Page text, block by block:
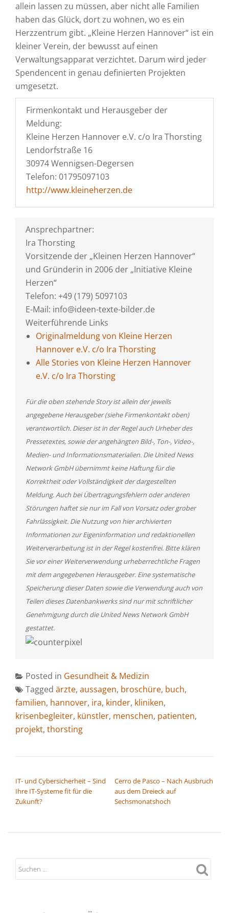
allein lassen zu müssen, aber nicht alle Familien
haben das Glück, dort zu wohnen, wo es ein
Herzzentrum gibt. „Kleine Herzen Hannover“ ist ein
kleiner Verein, der bewusst auf einen
Verwaltungsapparat verzichtet. Darum wird jeder
Spendencent in genau definierten Projekten
umgesetzt.
Firmenkontakt und Herausgeber der
Meldung:
Kleine Herzen Hannover e.V. c/o Ira Thorsting
Lendorfstraße 16
30974 Wennigsen-Degersen
Telefon: 01795097103
http://www.kleineherzen.de
Ansprechpartner:
Ira Thorsting
Vorsitzende der „Kleinen Herzen Hannover“
und Gründerin in 2006 der „Initiative Kleine
Herzen“
Telefon: +49 (179) 5097103
E-Mail: info@ideen-texte-bilder.de
Weiterführende Links
Originalmeldung von Kleine Herzen
Hannover e.V. c/o Ira Thorsting
Alle Stories von Kleine Herzen Hannover
e.V. c/o Ira Thorsting
Für die oben stehende Story ist allein der jeweils
angegebene Herausgeber (siehe Firmenkontakt oben)
verantwortlich. Dieser ist in der Regel auch Urheber des
Pressetextes, sowie der angehängten Bild-, Ton-, Video-,
Medien- und Informationsmaterialien. Die United News
Network GmbH übernimmt keine Haftung für die
Korrektheit oder Vollständigkeit der dargestellten
Meldung. Auch bei Übertragungsfehlern oder anderen
Störungen haftet sie nur im Fall von Vorsatz oder grober
Fahrlässigkeit. Die Nutzung von hier archivierten
Informationen zur Eigeninformation und redaktionellen
Weiterverarbeitung ist in der Regel kostenfrei. Bitte klären
Sie vor einer Weiterverwendung urheberrechtliche Fragen
mit dem angegebenen Herausgeber. Eine systematische
Speicherung dieser Daten sowie die Verwendung auch von
Teilen dieses Datenbankwerks sind nur mit schriftlicher
Genehmigung durch die United News Network GmbH
gestattet.
Posted in Gesundheit & Medizin
Tagged ärzte, aussagen, broschüre, buch,
familien, hannover, ira, kinder, kliniken,
krisenbegleiter, künstler, menschen, patienten,
projekt, thorsting
IT- und Cybersicherheit – Sind
Ihre IT-Systeme fit für die
Zukunft?
Cerro de Pasco – Nach Ausbruch
aus dem Dreieck auf
Sechsmonatshoch